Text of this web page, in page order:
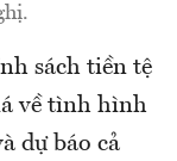
sách tiền tệ
về tình hình
dự báo cả